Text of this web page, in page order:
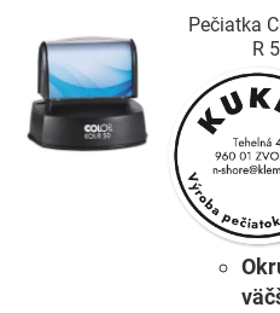
Pečiatka
R